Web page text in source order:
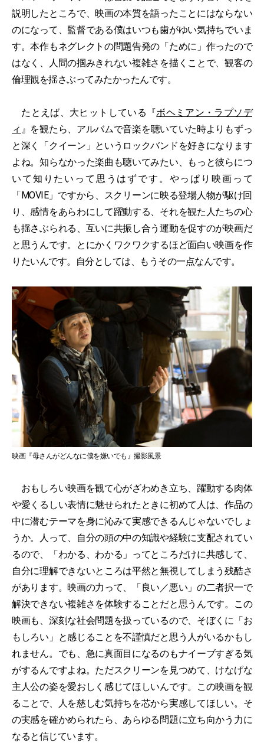
説明したところで、映画の本質を語ったことにはならない
のになって、監督である僕はいつも歯がゆい気持ちでいま
す。本作もネグレクトの問題告発の「ために」作ったので
はなく、人間の掴みきれない複雑さを描くことで、観客の
倫理観を揺さぶってみたかったんです。
たとえば、大ヒットしている『ボヘミアン・ラプソデ
ィ 』を観たら、アルバムで音楽を聴いていた時よりもずっ
と深く「クイーン」というロックバンドを好きになります
よね。知らなかった楽曲も聴いてみたい、もっと彼らにつ
いて知りたいって思うはずです。やっぱり映画って
「MOVIE」ですから、スクリーンに映る登場人物が駆け回
り、感情をあらわにして躍動する、それを観た人たちの心
も揺さぶられる、互いに共振し合う運動を促すのが映画だ
と思うんです。とにかくワクワクするほど面白い映画を作
りたいんです。自分としては、もうその一点なんです。
映画『母さんがどんなに僕を嫌いでも』撮影風景
おもしろい映画を観て心がざわめき立ち、躍動する肉体
や愛くるしい表情に魅せられたときに初めて人は、作品の
中に潜むテーマを身に沁みて実感できるんじゃないでしょ
うか。人って、自分の頭の中の知識や経験に支配されてい
るので、「わかる、わかる」ってところだけに共感して、
自分に理解できないところは平然と無視してしまう残酷さ
があります。映画の力って、「良い／悪い」の二者択一で
解決できない複雑さを体験することだと思うんです。この
映画も、深刻な社会問題を扱っているので、そぼくに「お
もしろい」と感じることを不謹慎だと思う人がいるかもし
れません。でも、急に真面目になるのもナイーブすぎる気
がするんですよね。ただスクリーンを見つめて、けなげな
主人公の姿を愛おしく感じてほしいんです。この映画を観
ることで、人を慈しむ気持ちを芯から実感してほしい。そ
の実感を確かめられたら、あらゆる問題に立ち向かう力に
なると信じています。